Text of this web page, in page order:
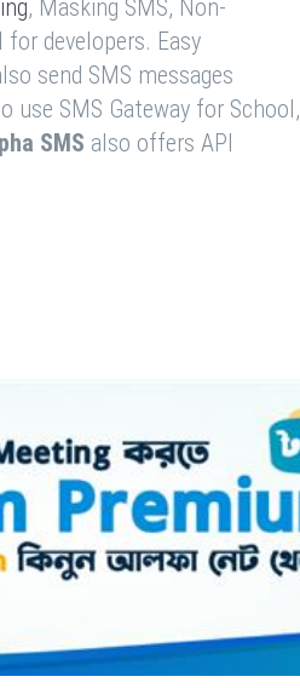
, Masking SMS, Non-
developers. Easy
send SMS messages
use SMS Gateway for School,
SMS also offers API